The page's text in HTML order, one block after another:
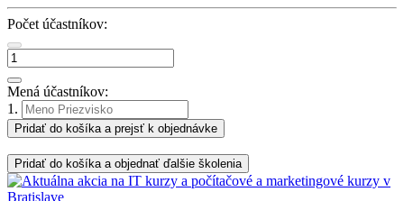
Počet účastníkov:
Mená účastníkov:
1.
Pridať do košíka a prejsť k objednávke
Pridať do košíka a objednať ďalšie školenia